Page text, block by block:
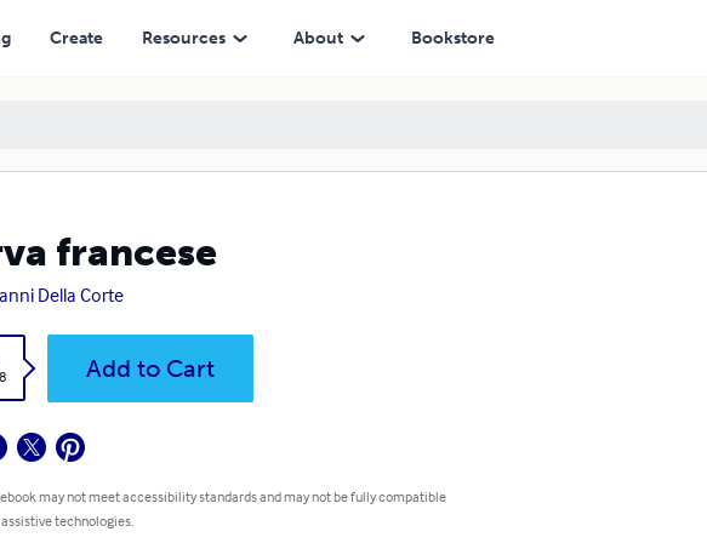
Create Resources About Bookstore
francese
Della Corte
Add to Cart
may not meet accessibility standards and may not be fully compatible
technologies.